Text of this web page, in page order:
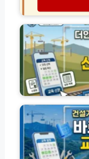
류
및
응
시
료
합
격
팁
(2
0
최
안
전
한
교
육
회
교
육
신
청
홈
페
이
지
건
설
기
술
교
육
원
교